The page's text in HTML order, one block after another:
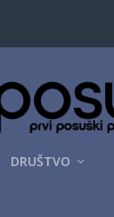
DRUŠTVO